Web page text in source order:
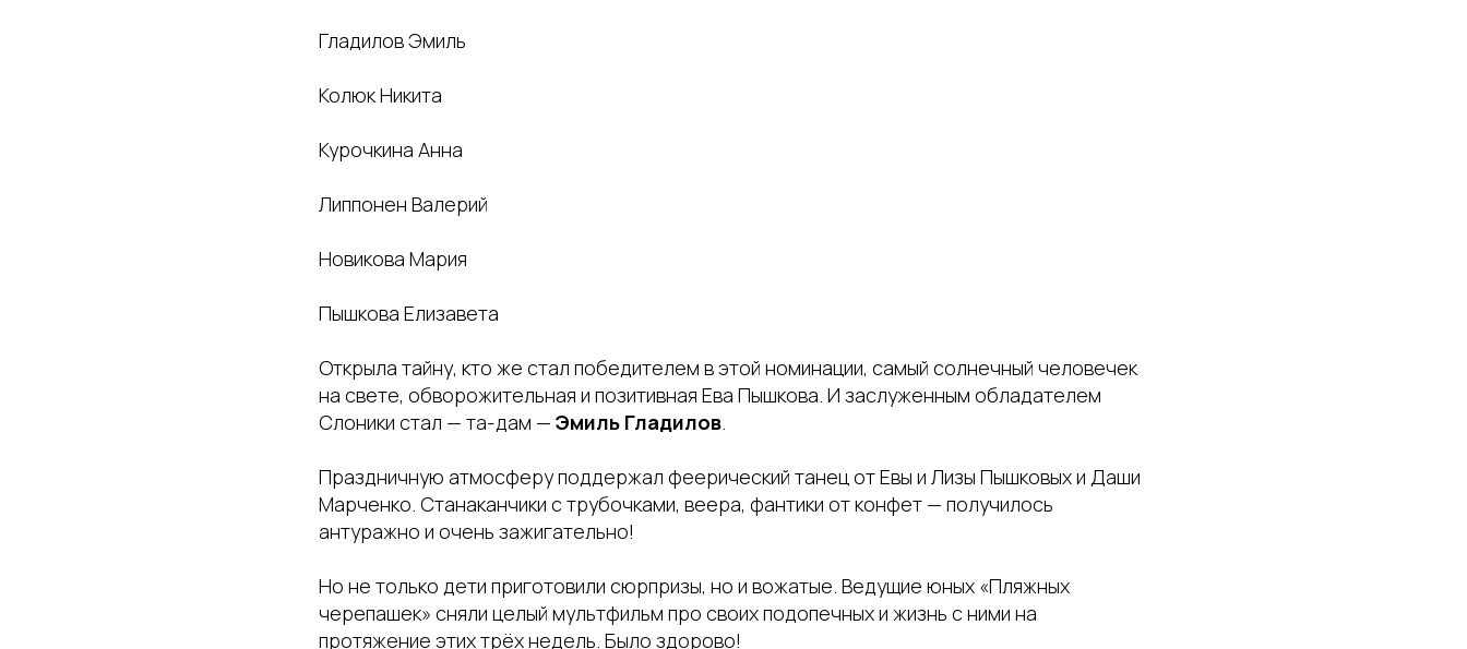
Гладилов Эмиль
Колюк Никита
Курочкина Анна
Липпонен Валерий
Новикова Мария
Пышкова Елизавета
Открыла тайну, кто же стал победителем в этой номинации, самый солнечный человечек
на свете, обворожительная и позитивная Ева Пышкова. И заслуженным обладателем
Слоники стал — та-дам — Эмиль Гладилов
Праздничную атмосферу поддержал феерический танец от Евы и Лизы Пышковых и Даши
Марченко. Станаканчики с трубочками, веера, фантики от конфет — получилось
антуражно и очень зажигательно!
Но не только дети приготовили сюрпризы, но и вожатые. Ведущие юных «Пляжных
черепашек» сняли целый мультфильм про своих подопечных и жизнь с ними на
протяжение этих трёх недель. Было здорово!